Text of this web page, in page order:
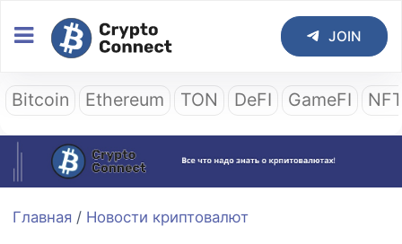
JOIN
Bitcoin Ethereum TON DeFI GameFI
Главная / Новости криптовалют